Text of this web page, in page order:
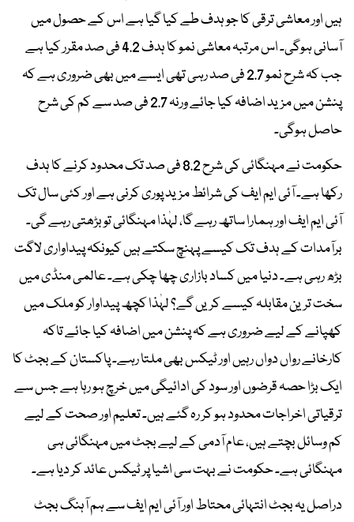
ہیں اور معاشی ترقی کا جو ہدف طے کیا گیا ہے اس کے حصول میں
آسانی ہوگی۔ اس مرتبہ معاشی نمو کا ہدف 4.2 فی صد مقرر کیا ہے
جب کہ شرح نمو 2.7 فی صد رہی تھی ایسے میں بھی ضروری ہے کہ
پنشن میں مزید اضافہ کیا جائے ورنہ 2.7 فی صد سے کم کی شرح
حاصل ہوگی۔
حکومت نے مہنگائی کی شرح 8.2 فی صد تک محدود کرنے کا ہدف
رکھا ہے۔ آئی ایم ایف کی شرائط مزید پوری کرنی ہے اور کئی سال تک
آئی ایم ایف اور ہمارا ساتھ رہے گا، لہٰذا مہنگائی تو بڑھتی رہے گی۔
برآمدات کے ہدف تک کیسے پہنچ سکتے ہیں کیونکہ پیداواری لاگت
بڑھ رہی ہے۔ دنیا میں کساد بازاری چھا چکی ہے۔ عالمی منڈی میں
سخت ترین مقابلہ کیسے کریں گے؟ لہٰذا کچھ پیداوار کو ملک میں
کھپانے کے لیے ضروری ہے کہ پنشن میں اضافہ کیا جائے تاکہ
کارخانے رواں دواں رہیں اور ٹیکس بھی ملتا رہے۔ پاکستان کے بجٹ کا
ایک بڑا حصہ قرضوں اور سود کی ادائیگی میں خرچ ہو رہا ہے جس سے
ترقیاتی اخراجات محدود ہو کر رہ گئے ہیں۔ تعلیم اور صحت کے لیے
کم وسائل بچتے ہیں، عام آدمی کے لیے بجٹ میں مہنگائی ہی
مہنگائی ہے۔ حکومت نے بہت سی اشیا پر ٹیکس عائد کر دیا ہے۔
دراصل یہ بجٹ انتہائی محتاط اور آئی ایم ایف سے ہم آہنگ بجٹ